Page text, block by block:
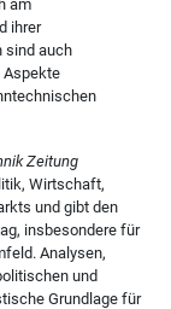
am
ihrer
sind auch
Zeitung
Wirtschaft,
und gibt den
insbesondere für
Analysen,
und
Grundlage für